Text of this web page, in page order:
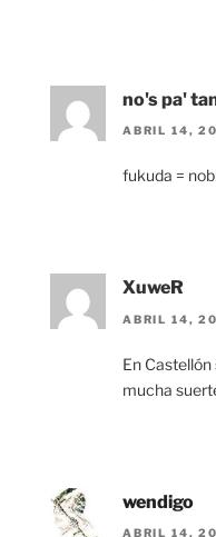
no's pa'
ABRIL 14,
fukuda =
XuweR
ABRIL 14,
En
mucha
wendigo
ABRIL 14,